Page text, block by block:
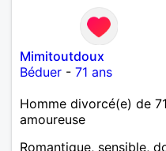
Mimitoutdoux
Béduer - 71 ans
Homme divorcé(e) de
amoureuse
Romantique, sensible,